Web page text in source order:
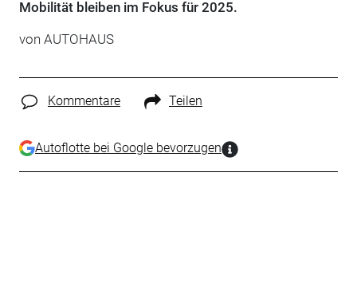
Mobilität bleiben im Fokus für 2025.
von AUTOHAUS
Kommentare Teilen
Autoflotte bei Google bevorzugen